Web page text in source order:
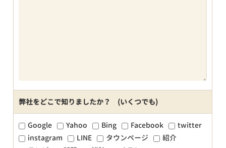
弊社をどこで知りましたか？ (いくつでも)
Google Yahoo Bing Facebook
twitter
instagram
LINE タウンページ
紹介